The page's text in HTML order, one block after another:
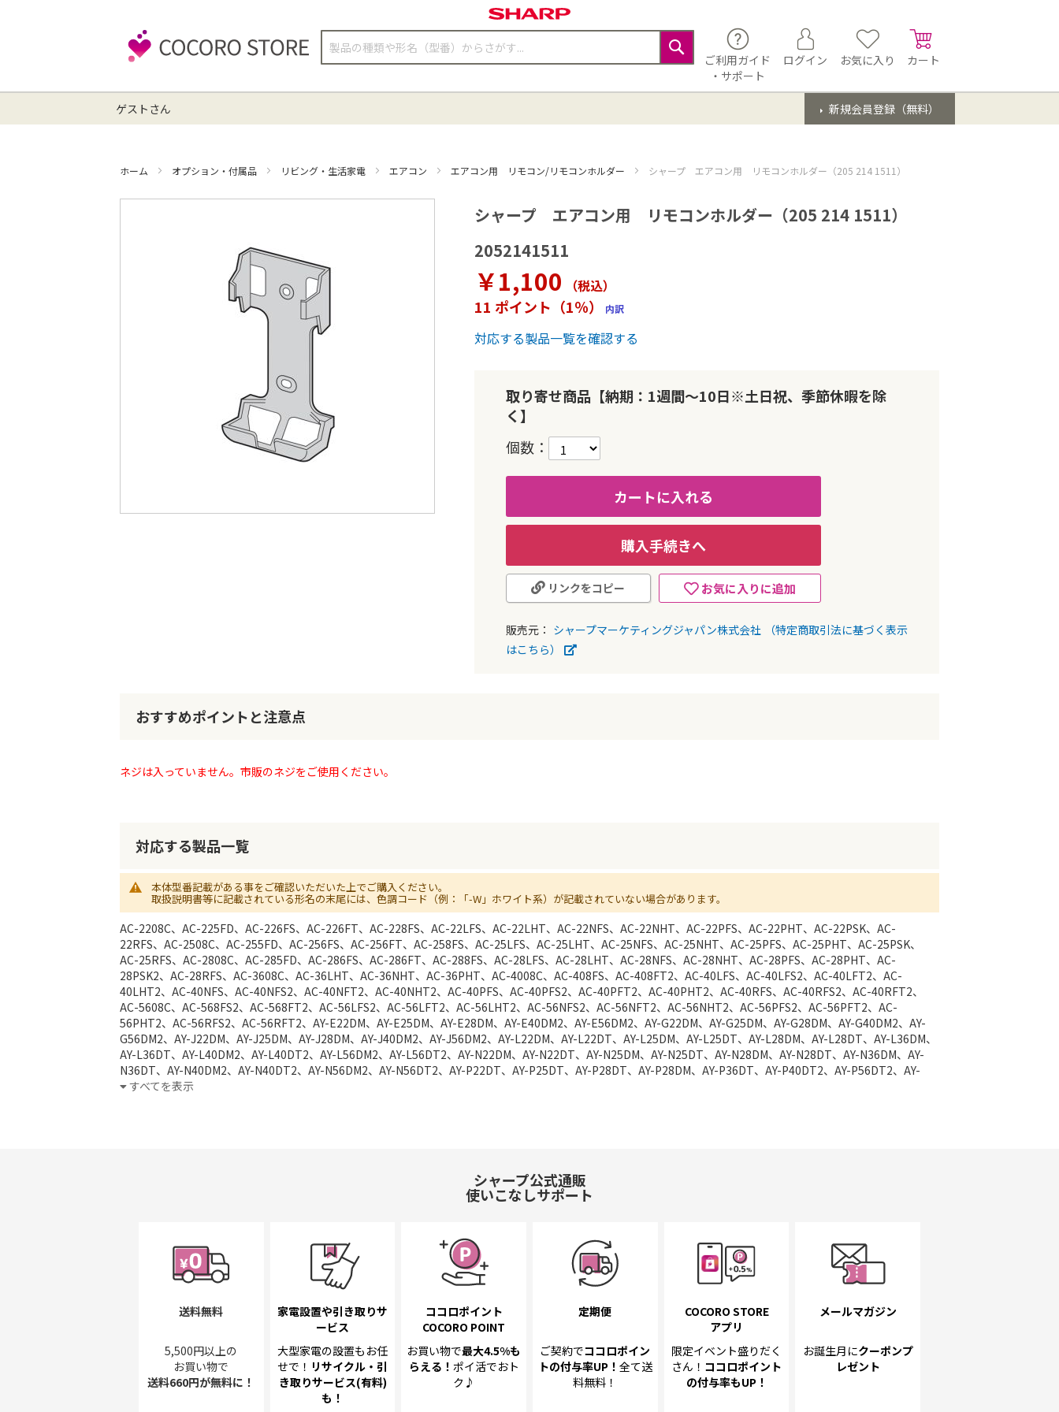
検
検
ご利用ガイド
・サポート
ログイン お気に入り カート
新規会員登録（無料）
ゲストさん
ホーム オプション・付属品 リビング・生活家電 エアコン エアコン用 リモコン/リモコンホルダー シャープ エアコン用 リモコンホルダー（205 214 1511）
シャープ エアコン用 リモコンホルダー（205 214 1511）
2052141511
￥1,100 （税込）
11 ポイント（1％） 内訳
対応する製品一覧を確認する
取り寄せ商品【納期：1週間～10日※土日祝、季節休暇を除
く】
個数
カートに入れる
購入手続きへ
お気に入りに追加
リンクをコピー
販売元： シャープマーケティングジャパン株式会社
（特定商取引法に基づく表示
はこちら）
す
おすすめポイントと注意点
ネジは入っていません。市販のネジをご使用ください。
対応する製品一覧
本体型番記載がある事をご確認いただいた上でご購入ください。
取扱説明書等に記載されている形名の末尾には、色調コード（例：「-W」ホワイト系）が記載されていない場合があります。
AC-2208C、AC-225FD、AC-226FS、AC-226FT、AC-228FS、AC-22LFS、AC-22LHT、AC-22NFS、AC-22NHT、AC-22PFS、AC-22PHT、AC-22PSK、AC-
22RFS、AC-2508C、AC-255FD、AC-256FS、AC-256FT、AC-258FS、AC-25LFS、AC-25LHT、AC-25NFS、AC-25NHT、AC-25PFS、AC-25PHT、AC-25PSK、
AC-25RFS、AC-2808C、AC-285FD、AC-286FS、AC-286FT、AC-288FS、AC-28LFS、AC-28LHT、AC-28NFS、AC-28NHT、AC-28PFS、AC-28PHT、AC-
28PSK2、AC-28RFS、AC-3608C、AC-36LHT、AC-36NHT、AC-36PHT、AC-4008C、AC-408FS、AC-408FT2、AC-40LFS、AC-40LFS2、AC-40LFT2、AC-
40LHT2、AC-40NFS、AC-40NFS2、AC-40NFT2、AC-40NHT2、AC-40PFS、AC-40PFS2、AC-40PFT2、AC-40PHT2、AC-40RFS、AC-40RFS2、AC-40RFT2、
AC-5608C、AC-568FS2、AC-568FT2、AC-56LFS2、AC-56LFT2、AC-56LHT2、AC-56NFS2、AC-56NFT2、AC-56NHT2、AC-56PFS2、AC-56PFT2、AC-
56PHT2、AC-56RFS2、AC-56RFT2、AY-E22DM、AY-E25DM、AY-E28DM、AY-E40DM2、AY-E56DM2、AY-G22DM、AY-G25DM、AY-G28DM、AY-G40DM2、AY-
G56DM2、AY-J22DM、AY-J25DM、AY-J28DM、AY-J40DM2、AY-J56DM2、AY-L22DM、AY-L22DT、AY-L25DM、AY-L25DT、AY-L28DM、AY-L28DT、AY-L36DM、
AY-L36DT、AY-L40DM2、AY-L40DT2、AY-L56DM2、AY-L56DT2、AY-N22DM、AY-N22DT、AY-N25DM、AY-N25DT、AY-N28DM、AY-N28DT、AY-N36DM、AY-
N36DT、AY-N40DM2、AY-N40DT2、AY-N56DM2、AY-N56DT2、AY-P22DT、AY-P25DT、AY-P28DT、AY-P28DM、AY-P36DT、AY-P40DT2、AY-P56DT2、AY-
R22DM、AY-R25DM、AY-R28DM、AY-R36DM、AY-R40DM2、AY-R56DM2
すべてを表示
シャープ公式通販
使いこなしサポート
送料無料
5,500円以上の
お買い物で
送料660円が無料に！
家電設置や引き取りサ
ービス
大型家電の設置も お任
せで！ リサイクル・引
き取りサービス(有料)
も！
ココロポイント
COCORO POINT
お買い物で最大4.5%も
らえる！ ポイ活でおト
ク♪
定期便
ご契約でココロポイン
トの付与率UP！ 全て送
料無料！
COCORO STORE
アプリ
限定イベント盛りだく
さん！ ココロポイント
の付与率もUP！
メールマガジン
お誕生月にクーポンプ
レゼント